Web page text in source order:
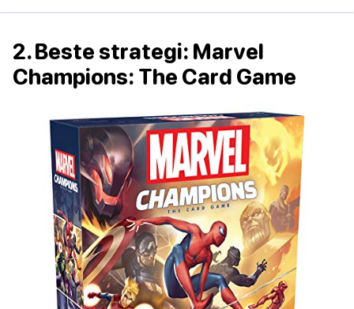
2. Beste strategi: Marvel
Champions: The Card Game